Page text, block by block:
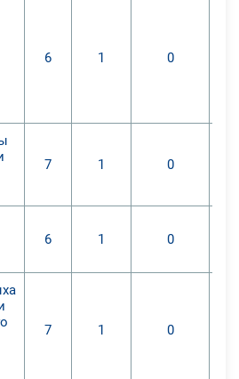
6 1 0
7 1 0
6 1 0
7 1 0